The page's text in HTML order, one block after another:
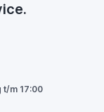
t/m 17:00